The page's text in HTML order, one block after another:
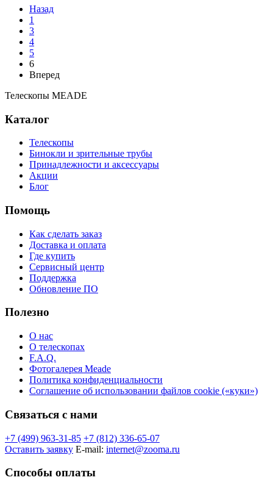
Назад
1
3
4
5
6
Вперед
Телескопы MEADE
Каталог
Телескопы
Бинокли и зрительные трубы
Принадлежности и аксессуары
Акции
Блог
Помощь
Как сделать заказ
Доставка и оплата
Где купить
Сервисный центр
Поддержка
Обновление ПО
Полезно
О нас
О телескопах
F.A.Q.
Фотогалерея Meade
Политика конфиденциальности
Соглашение об использовании файлов cookie («куки»)
Связаться с нами
+7 (499) 963-31-85 +7 (812) 336-65-07
Оставить заявку E-mail: internet@zooma.ru
Способы оплаты